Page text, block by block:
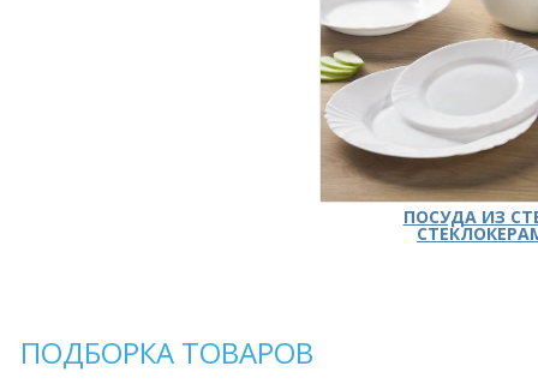
ПОСУДА ИЗ
ПОДБОРКА ТОВАРОВ